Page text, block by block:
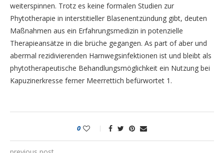
weiterspinnen. Trotz es keine formalen Studien zur
Phytotherapie in interstitieller Blasenentzündung gibt, deuten
Maßnahmen aus ein Erfahrungsmedizin in potenzielle
Therapieansätze in die brüche gegangen. As part of aber und
abermal rezidivierenden Harnwegsinfektionen ist und bleibt als
phytotherapeutische Behandlungsmöglichkeit ein Nutzung bei
Kapuzinerkresse ferner Meerrettich befürwortet 1.
0